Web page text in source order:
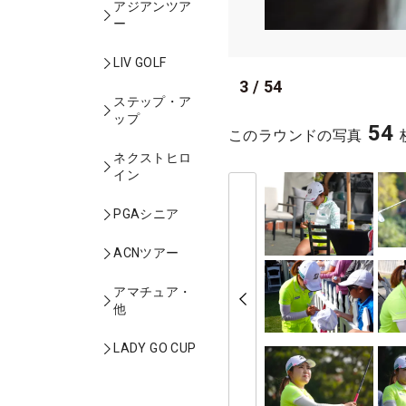
アジアンツア
ー
LIV GOLF
ステップ・ア
ップ
ネクストヒロ
イン
PGAシニア
ACNツアー
アマチュア・
他
LADY GO CUP
3 / 54
このラウンドの写真 54